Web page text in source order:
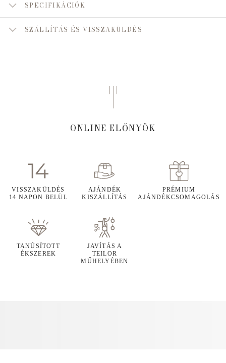
SPECIFIKÁCIÓK
SZÁLLÍTÁS ÉS VISSZAKÜLDÉS
ONLINE ELŐNYÖK
VISSZAKÜLDÉS
14 NAPON BELÜL
AJÁNDÉK
KISZÁLLÍTÁS
PRÉMIUM
AJÁNDÉKCSOMAGOLÁS
TANÚSÍTOTT
ÉKSZEREK
JAVÍTÁS A
TEILOR
MŰHELYÉBEN